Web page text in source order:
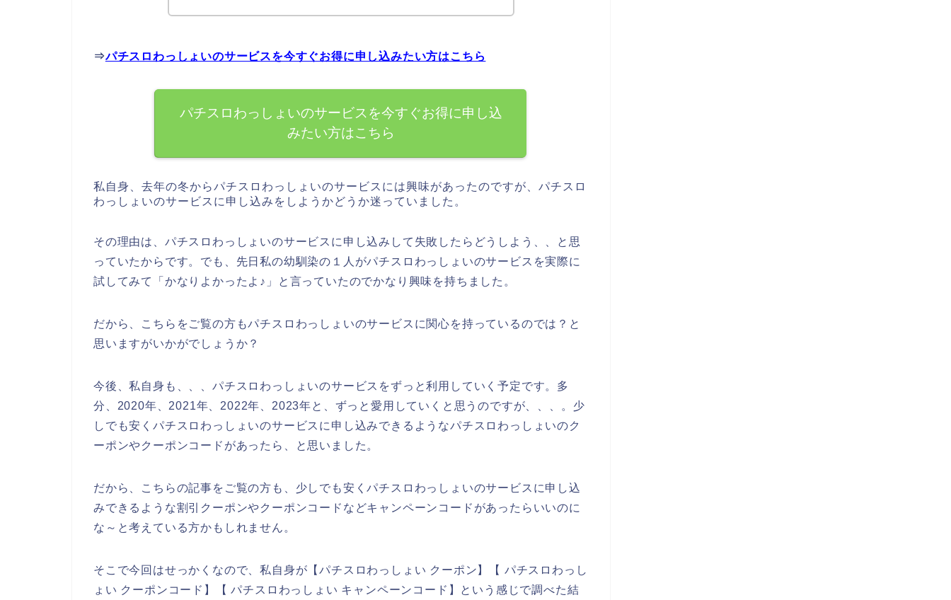
⇒パチスロわっしょいのサービスを今すぐお得に申し込みたい方はこちら
パチスロわっしょいのサービスを今すぐお得に申し込
みたい方はこちら
私自身、去年の冬からパチスロわっしょいのサービスには興味があったのですが、パチスロ
わっしょいのサービスに申し込みをしようかどうか迷っていました。
その理由は、パチスロわっしょいのサービスに申し込みして失敗したらどうしよう、、と思
っていたからです。でも、先日私の幼馴染の１人がパチスロわっしょいのサービスを実際に
試してみて「かなりよかったよ♪」と言っていたのでかなり興味を持ちました。
だから、こちらをご覧の方もパチスロわっしょいのサービスに関心を持っているのでは？と
思いますがいかがでしょうか？
今後、私自身も、、、パチスロわっしょいのサービスをずっと利用していく予定です。多
分、2020年、2021年、2022年、2023年と、ずっと愛用していくと思うのですが、、、。少
しでも安くパチスロわっしょいのサービスに申し込みできるようなパチスロわっしょいのク
ーポンやクーポンコードがあったら、と思いました。
だから、こちらの記事をご覧の方も、少しでも安くパチスロわっしょいのサービスに申し込
みできるような割引クーポンやクーポンコードなどキャンペーンコードがあったらいいのに
な～と考えている方かもしれません。
そこで今回はせっかくなので、私自身が【パチスロわっしょい クーポン】【 パチスロわっし
ょい クーポンコード】【 パチスロわっしょい キャンペーンコード】という感じで調べた結